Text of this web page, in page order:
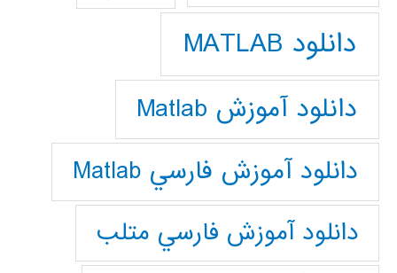
دانلود MATLAB
دانلود آموزش Matlab
دانلود آموزش فارسي Matlab
دانلود آموزش فارسي متلب